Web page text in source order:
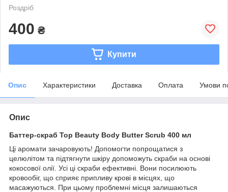
Роздріб
400 ₴
Купити
Опис Характеристики Доставка Оплата Умови
Опис
Баттер-скраб Top Beauty Body Butter Scrub 400 мл
Ці аромати зачаровують! Допомогти попрощатися з
целюлітом та підтягнути шкіру допоможуть скраби на основі
кокосової олії. Усі ці скраби ефективні. Вони посилюють
кровообіг, що сприяє припливу крові в місцях, що
масажуються. При цьому проблемні місця залишаються